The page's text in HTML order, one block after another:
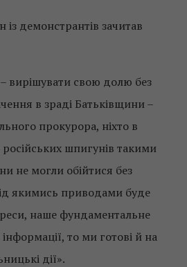
демонстрантів зачитав
вирішувати свою долю без
в зраді Батьківщини –
прокурора, ніхто в
шпигунів такими
не могли обійтися без
якимись приводами буде
наше фундаментальне
то ми готові й на
дії».